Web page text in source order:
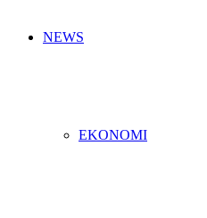
NEWS
EKONOMI